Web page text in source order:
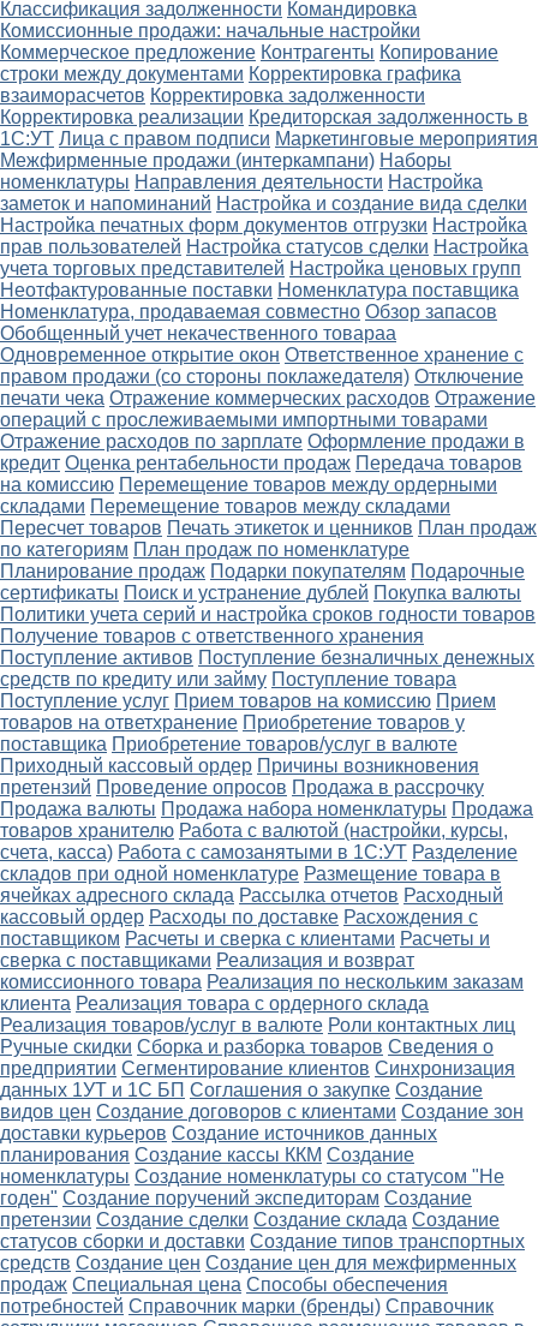
Классификация задолженности Командировка
Комиссионные продажи: начальные настройки
Коммерческое предложение Контрагенты Копирование
строки между документами Корректировка графика
взаиморасчетов Корректировка задолженности
Корректировка реализации Кредиторская задолженность в
1С:УТ Лица с правом подписи Маркетинговые мероприятия
Межфирменные продажи (интеркампани) Наборы
номенклатуры Направления деятельности Настройка
заметок и напоминаний Настройка и создание вида сделки
Настройка печатных форм документов отгрузки Настройка
прав пользователей Настройка статусов сделки Настройка
учета торговых представителей Настройка ценовых групп
Неотфактурованные поставки Номенклатура поставщика
Номенклатура, продаваемая совместно Обзор запасов
Обобщенный учет некачественного товараа
Одновременное открытие окон Ответственное хранение с
правом продажи (со стороны поклажедателя) Отключение
печати чека Отражение коммерческих расходов Отражение
операций с прослеживаемыми импортными товарами
Отражение расходов по зарплате Оформление продажи в
кредит Оценка рентабельности продаж Передача товаров
на комиссию Перемещение товаров между ордерными
складами Перемещение товаров между складами
Пересчет товаров Печать этикеток и ценников План продаж
по категориям План продаж по номенклатуре
Планирование продаж Подарки покупателям Подарочные
сертификаты Поиск и устранение дублей Покупка валюты
Политики учета серий и настройка сроков годности товаров
Получение товаров с ответственного хранения
Поступление активов Поступление безналичных денежных
средств по кредиту или займу Поступление товара
Поступление услуг Прием товаров на комиссию Прием
товаров на ответхранение Приобретение товаров у
поставщика Приобретение товаров/услуг в валюте
Приходный кассовый ордер Причины возникновения
претензий Проведение опросов Продажа в рассрочку
Продажа валюты Продажа набора номенклатуры Продажа
товаров хранителю Работа с валютой (настройки, курсы,
счета, касса) Работа с самозанятыми в 1С:УТ Разделение
складов при одной номенклатуре Размещение товара в
ячейках адресного склада Рассылка отчетов Расходный
кассовый ордер Расходы по доставке Расхождения с
поставщиком Расчеты и сверка с клиентами Расчеты и
сверка с поставщиками Реализация и возврат
комиссионного товара Реализация по нескольким заказам
клиента Реализация товара с ордерного склада
Реализация товаров/услуг в валюте Роли контактных лиц
Ручные скидки Сборка и разборка товаров Сведения о
предприятии Сегментирование клиентов Синхронизация
данных 1УТ и 1С БП Соглашения о закупке Создание
видов цен Создание договоров с клиентами Создание зон
доставки курьеров Создание источников данных
планирования Создание кассы ККМ Создание
номенклатуры Создание номенклатуры со статусом "Не
годен" Создание поручений экспедиторам Создание
претензии Создание сделки Создание склада Создание
статусов сборки и доставки Создание типов транспортных
средств Создание цен Создание цен для межфирменных
продаж Специальная цена Способы обеспечения
потребностей Справочник марки (бренды) Справочник